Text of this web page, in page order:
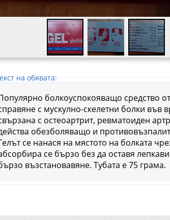
на обявата:
болкоуспокояващо средство
с мускулно-скелетни болки във
с остеоартрит, ревматоиден артрит,
обезболяващо и
се нанася на мястото на болката
се бързо без да оставя
възстановавяне. Тубата е 75 грама.